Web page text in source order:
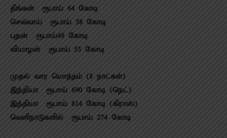
திங்கள் – ரூபாய் 64 கோடி
செவ்வாய் – ரூபாய் 58 கோடி
புதன் – ரூபாய்49 கோடி
வியாழன் – ரூபாய் 53 கோடி
முதல் வார மொத்தம் (8 நாட்கள்)
இந்தியா – ரூபாய் 690 கோடி (நெட்)
இந்தியா – ரூபாய் 814 கோடி (கிராஸ்)
வெளிநாடுகளில் – ரூபாய் 274 கோடி